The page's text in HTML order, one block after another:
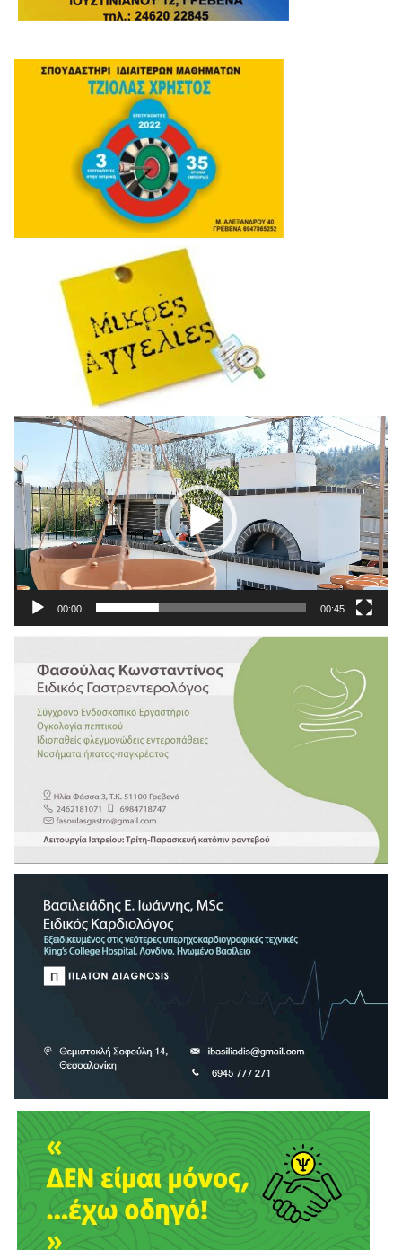
Πρόγραμμα
Αναπαραγωγής
Βίντεο
00:00 00:45